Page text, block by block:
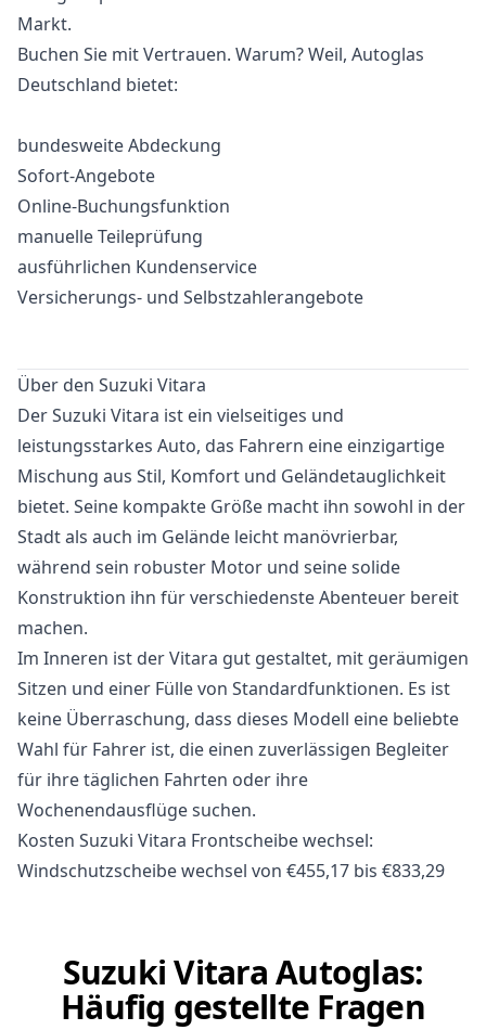
Markt.
Buchen Sie mit Vertrauen. Warum? Weil, Autoglas
Deutschland bietet:
bundesweite Abdeckung
Sofort-Angebote
Online-Buchungsfunktion
manuelle Teileprüfung
ausführlichen Kundenservice
Versicherungs- und Selbstzahlerangebote
Über den Suzuki Vitara
Der Suzuki Vitara ist ein vielseitiges und
leistungsstarkes Auto, das Fahrern eine einzigartige
Mischung aus Stil, Komfort und Geländetauglichkeit
bietet. Seine kompakte Größe macht ihn sowohl in der
Stadt als auch im Gelände leicht manövrierbar,
während sein robuster Motor und seine solide
Konstruktion ihn für verschiedenste Abenteuer bereit
machen.
Im Inneren ist der Vitara gut gestaltet, mit geräumigen
Sitzen und einer Fülle von Standardfunktionen. Es ist
keine Überraschung, dass dieses Modell eine beliebte
Wahl für Fahrer ist, die einen zuverlässigen Begleiter
für ihre täglichen Fahrten oder ihre
Wochenendausflüge suchen.
Kosten Suzuki Vitara Frontscheibe wechsel:
Windschutzscheibe wechsel von €455,17 bis €833,29
Suzuki Vitara Autoglas:
Häufig gestellte Fragen